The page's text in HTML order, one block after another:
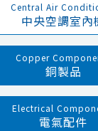
Central Air
中央空調室內
Copper
銅製品
Electrical
電氣配件